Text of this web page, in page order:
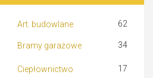
Art. budowlane 62
Bramy garażowe 34
Ciepłownictwo 17